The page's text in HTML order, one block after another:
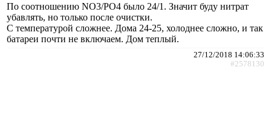
По соотношению NO3/PO4 было 24/1. Значит буду нитрат
убавлять, но только после очистки.
С температурой сложнее. Дома 24-25, холоднее сложно, и так
батареи почти не включаем. Дом теплый.
27/12/2018 14:06:33
#2578130